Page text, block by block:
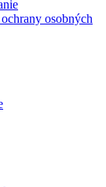
osobných